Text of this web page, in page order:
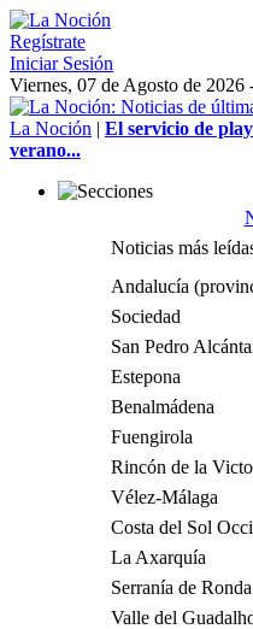
Regístrate
Iniciar Sesión
Viernes, 07 de Agosto de 2026
La Noción | El servicio de
verano...
Noticias más
Andalucía
Sociedad
San Pedro
Estepona
Benalmádena
Fuengirola
Rincón de la
Vélez-Málaga
Costa del Sol
La Axarquía
Serranía de Ronda
Valle del